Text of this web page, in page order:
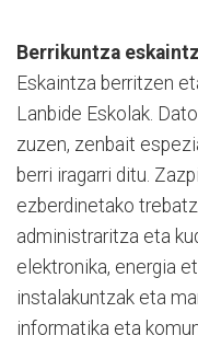
Berrikuntza
Eskaintza berritzen
Lanbide Eskolak.
zuzen, zenbait
berri iragarri ditu.
ezberdinetako
administraritza eta
elektronika, energia
instalakuntzak eta
informatika eta